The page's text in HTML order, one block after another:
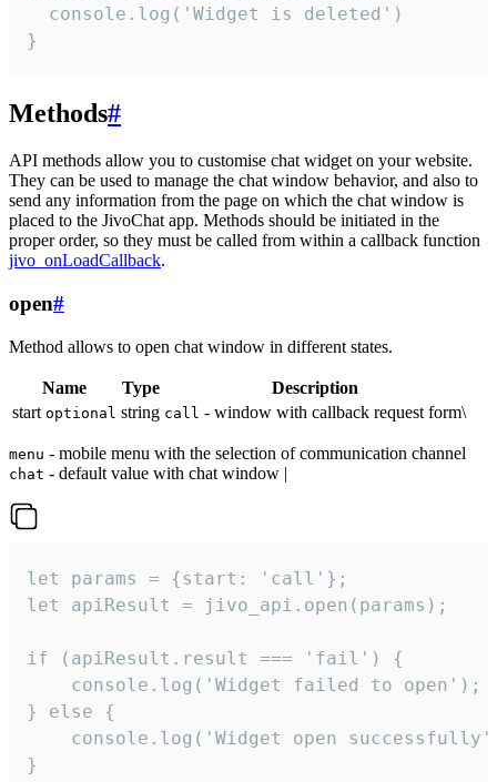
  console.log('Widget is deleted')
}
Methods#
API methods allow you to customise chat widget on your website.
They can be used to manage the chat window behavior, and also to
send any information from the page on which the chat window is
placed to the JivoChat app. Methods should be initiated in the
proper order, so they must be called from within a callback function
jivo_onLoadCallback.
open#
Method allows to open chat window in different states.
Name Type
Description
start optional string call - window with callback request form\
menu - mobile menu with the selection of communication channel
chat - default value with chat window |
let params = {start: 'call'};
let apiResult = jivo_api.open(params);
if (apiResult.result === 'fail') {
    console.log('Widget failed to open');
} else {
console.log('Widget open
}